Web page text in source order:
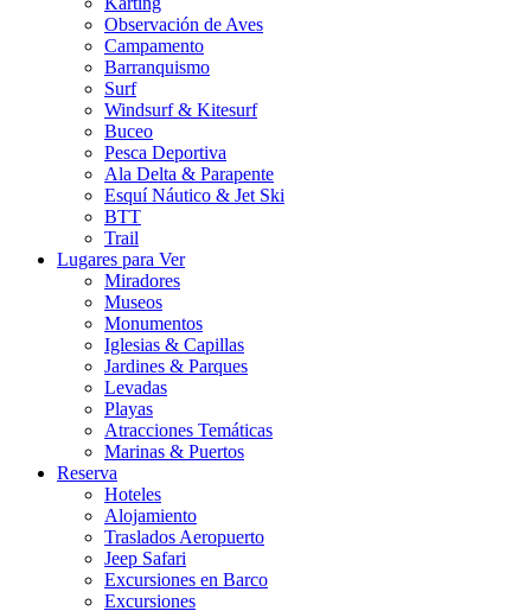
Observación de Aves
Campamento
Barranquismo
Surf
Windsurf & Kitesurf
Buceo
Pesca Deportiva
Ala Delta & Parapente
Esquí Náutico & Jet Ski
BTT
Trail
Lugares para Ver
Miradores
Museos
Monumentos
Iglesias & Capillas
Jardines & Parques
Levadas
Playas
Atracciones Temáticas
Marinas & Puertos
Reserva
Hoteles
Alojamiento
Traslados Aeropuerto
Jeep Safari
Excursiones en Barco
Excursiones